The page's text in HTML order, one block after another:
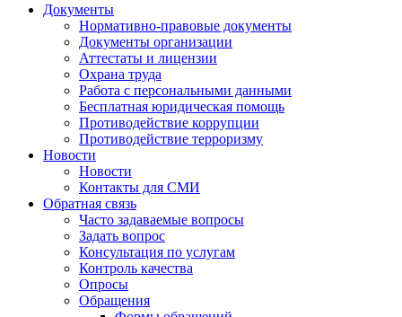
Документы
Нормативно-правовые документы
Документы организации
Аттестаты и лицензии
Охрана труда
Работа с персональными данными
Бесплатная юридическая помощь
Противодействие коррупции
Противодействие терроризму
Новости
Новости
Контакты для СМИ
Обратная связь
Часто задаваемые вопросы
Задать вопрос
Консультация по услугам
Контроль качества
Опросы
Обращения